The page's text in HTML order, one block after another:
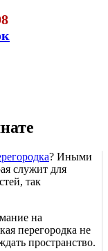
? Иными
служит для
так
на
перегородка не
пространство.